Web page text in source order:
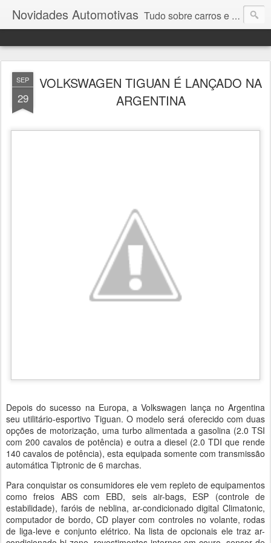
Novidades Automotivas Tudo sobre carros e motores
SEP
29
VOLKSWAGEN TIGUAN É LANÇADO NA
ARGENTINA
Depois do sucesso na Europa, a Volkswagen lança no Argentina
seu utilitário-esportivo Tiguan. O modelo será oferecido com duas
opções de motorização, uma turbo alimentada a gasolina (2.0 TSI
com 200 cavalos de potência) e outra a diesel (2.0 TDI que rende
140 cavalos de potência), esta equipada somente com transmissão
automática Tiptronic de 6 marchas.
Para conquistar os consumidores ele vem repleto de equipamentos
como freios ABS com EBD, seis air-bags, ESP (controle de
estabilidade), faróis de neblina, ar-condicionado digital Climatonic,
computador de bordo, CD player com controles no volante, rodas
de liga-leve e conjunto elétrico. Na lista de opcionais ele traz ar-